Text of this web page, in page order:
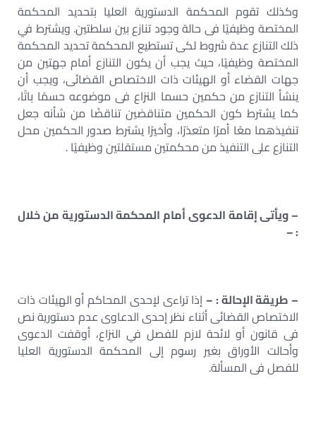
وكذلك تقوم المحكمة الدستورية العليا بتحديد المحكمة
المختصة وظيفيًا فى حالة وجود تنازع بين سلطتين. ويشترط في
ذلك التنازع عدة شروط لكى تستطيع المحكمة تحديد المحكمة
المختصة وظيفيًا، حيث يجب أن يكون التنازع أمام جهتين من
جهات القضاء أو الهيئات ذات الاختصاص القضائى، ويجب أن
ينشأ التنازع من حكمين حسما النزاع فى موضوعه حسمًا باتًا،
كما يشترط كون الحكمين متناقضين تناقضًا من شأنه جعل
تنفيذهما معًا أمرًا متعذرًا، وأخيرًا يشترط صدور الحكمين محل
التنازع على التنفيذ من محكمتين مستقلتين وظيفيًا .
– ويأتى إقامة الدعوى أمام المحكمة الدستورية من خلال
: –
– طريقة الإحالة : –إذا تراءى لإحدى المحاكم أو الهيئات ذات
الاختصاص القضائى أثناء نظر إحدى الدعاوى عدم دستورية نص
فى قانون أو لائحة لازم للفصل في النزاع، أوقفت الدعوى
وأحالت الأوراق بغير رسوم إلى المحكمة الدستورية العليا
للفصل فى المسألة.